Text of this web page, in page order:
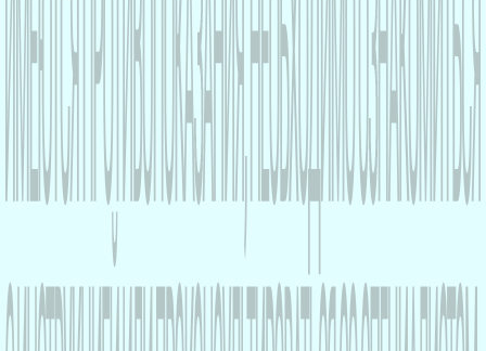
О нас
Политика по персональных данных
Политика cookies
Сообщить о нежелательной реакции на
средство или оставить претензию о
качестве товара
©2026